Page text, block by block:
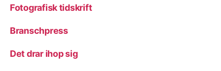
Fotografisk tidskrift
Branschpress
Det drar ihop sig